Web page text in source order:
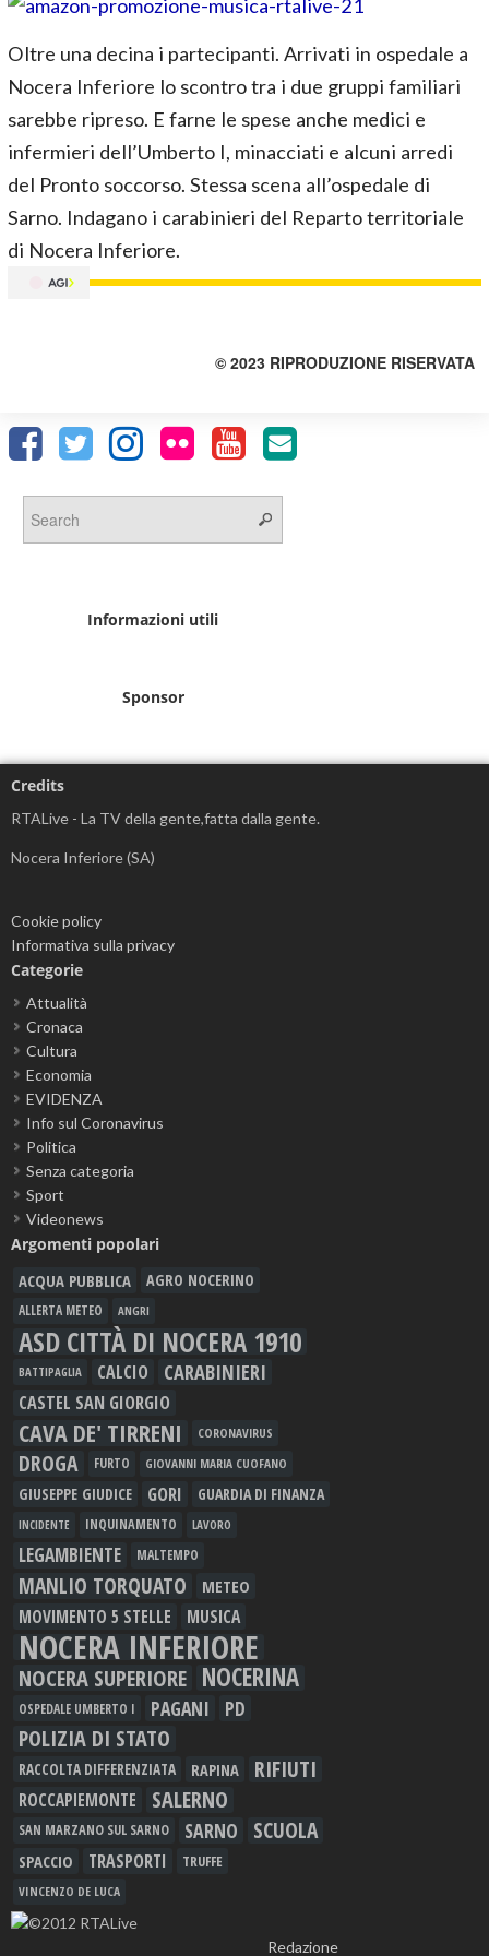
Oltre una decina i partecipanti. Arrivati in ospedale a
Nocera Inferiore lo scontro tra i due gruppi familiari
sarebbe ripreso. E farne le spese anche medici e
infermieri dell’Umberto I, minacciati e alcuni arredi
del Pronto soccorso. Stessa scena all’ospedale di
Sarno. Indagano i carabinieri del Reparto territoriale
di Nocera Inferiore.
© 2023 RIPRODUZIONE RISERVATA
Informazioni utili
Sponsor
Credits
RTALive - La TV della gente,fatta dalla gente.
Nocera Inferiore (SA)
Cookie policy
Informativa sulla privacy
Categorie
Attualità
Cronaca
Cultura
Economia
EVIDENZA
Info sul Coronavirus
Politica
Senza categoria
Sport
Videonews
Argomenti popolari
ACQUA PUBBLICA AGRO NOCERINO
ALLERTA METEO ANGRI
ASD CITTÀ DI NOCERA 1910
BATTIPAGLIA CALCIO CARABINIERI
CASTEL SAN GIORGIO
CAVA DE' TIRRENI CORONAVIRUS
DROGA FURTO GIOVANNI MARIA CUOFANO
GIUSEPPE GIUDICE GORI GUARDIA DI FINANZA
INCIDENTE INQUINAMENTO LAVORO
LEGAMBIENTE MALTEMPO
MANLIO TORQUATO METEO
MOVIMENTO 5 STELLE MUSICA
NOCERA INFERIORE
NOCERA SUPERIORE NOCERINA
OSPEDALE UMBERTO I PAGANI PD
POLIZIA DI STATO
RACCOLTA DIFFERENZIATA RAPINA RIFIUTI
ROCCAPIEMONTE SALERNO
SAN MARZANO SUL SARNO SARNO SCUOLA
SPACCIO TRASPORTI TRUFFE
VINCENZO DE LUCA
Redazione